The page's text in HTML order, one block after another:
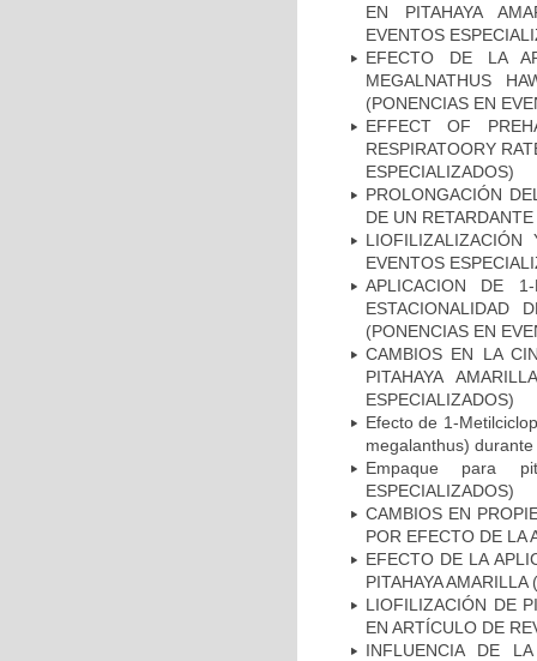
EN PITAHAYA
EVENTOS
EFECTO DE LA
MEGALNATHUS
(PONENCIAS EN
EFFECT OF
RESPIRATOORY
ESPECIALIZADOS)
PROLONGACIÓN
DE UN
LIOFILIZALIZACIÓN
EVENTOS
APLICACION DE
ESTACIONALIDAD
(PONENCIAS EN
CAMBIOS EN LA
PITAHAYA
ESPECIALIZADOS)
Efecto de 1-
megalanthus)
Empaque para
ESPECIALIZADOS)
CAMBIOS EN
POR EFECTO DE LA
EFECTO DE LA
PITAHAYA
LIOFILIZACIÓN DE
EN ARTÍCULO DE
INFLUENCIA DE